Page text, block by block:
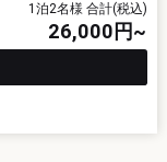
1泊2名様 合計(税込)
26,000 円~